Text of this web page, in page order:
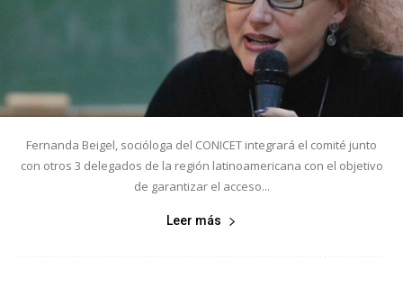
Fernanda Beigel, socióloga del CONICET integrará el comité junto
con otros 3 delegados de la región latinoamericana con el objetivo
de garantizar el acceso...
Leer más